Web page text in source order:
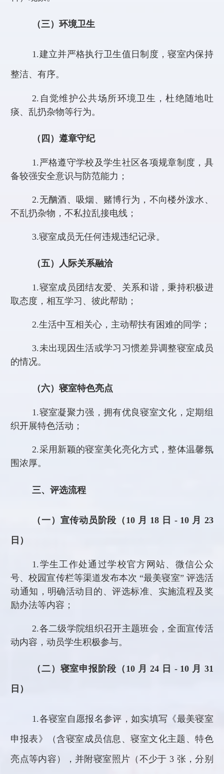
（三）环境卫生
1.建立并严格执行卫生值日制度，寝室内保持
整洁、有序。
2. 自觉维护公共场所环境卫生，杜绝随地吐
痰、乱扔杂物等行为。
（四）遵章守纪
1. 严格遵守学校及学生社区各项规章制度，具
备较强安全意识与防范能力；
2.无酗酒、吸烟、赌博行为，不向楼外泼水、
不乱扔杂物，不私拉乱接电线；
3.寝室成员无任何违规违纪记录。
（五）人际关系融洽
1.寝室成员团结友爱、关系和谐，秉持积极进
取态度，相互学习、彼此帮助；
2.生活中互相关心，主动帮扶有困难的同学；
3.未出现因生活或学习习惯差异调整寝室成员
的情况。
（六）寝室特色亮点
1.寝室凝聚力强，拥有优良寝室文化，定期组
织开展特色活动；
2.采用新颖的寝室美化亮化方式，整体温馨氛
围浓厚。
三、评选流程
（一）宣传动员阶段（ 10 月 18 日 - 10 月 23
日）
1.学生工作处通过学校官方网站、微信公众
号、校园宣传栏等渠道发布本次 “最美寝室” 评选活
动通知，明确活动目的、评选标准、实施流程及奖
励办法等内容；
2.各二级学院组织召开主题班会，全面宣传活
动内容，动员学生积极参与。
（二）寝室申报阶段（ 10 月 24 日 - 10 月 31
日）
1.各寝室自愿报名参评，如实填写《最美寝室
申报表》（含寝室成员信息、寝室文化主题、特色
亮点等内容），并附寝室照片（不少于 3 张，分别